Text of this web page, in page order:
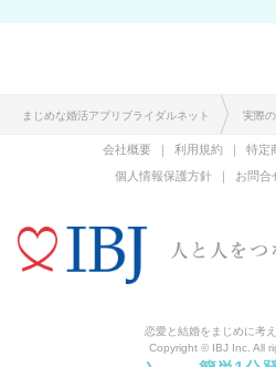
まじめな婚活アプリブライダルネット 実際
会社概要 利用規約
特定
個人情報保護方針
お問合
恋愛と結婚をまじめに考
Copyright © IBJ Inc. All